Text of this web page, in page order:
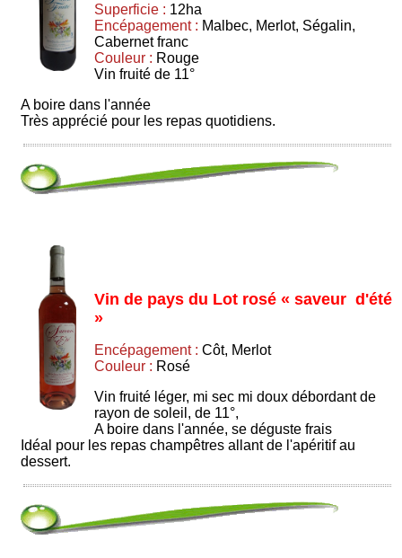
Superficie : 12ha
Encépagement : Malbec, Merlot, Ségalin,
Cabernet franc
Couleur : Rouge
Vin fruité de 11°
A boire dans l'année
Très apprécié pour les repas quotidiens.
Vin de pays du Lot rosé « saveur d'été
»
Encépagement : Côt, Merlot
Couleur : Rosé
Vin fruité léger, mi sec mi doux débordant de
rayon de soleil, de 11°,
A boire dans l'année, se déguste frais
Idéal pour les repas champêtres allant de l'apéritif au
dessert.